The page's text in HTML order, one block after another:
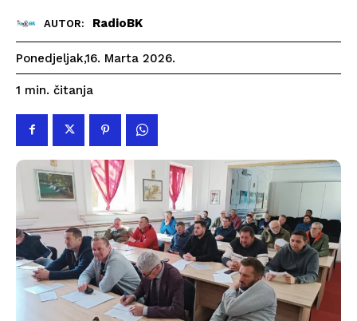
AUTOR: RadioBK
Ponedjeljak,16. Marta 2026.
1 min. čitanja